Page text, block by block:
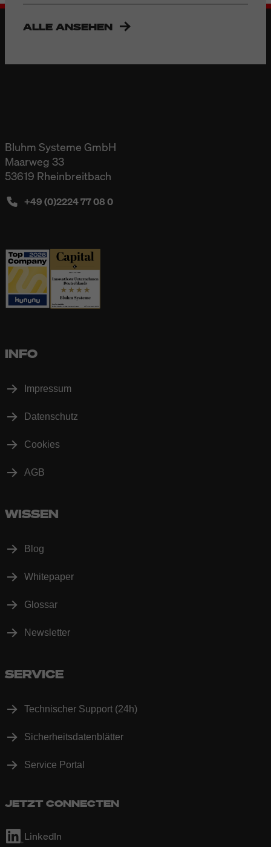
ALLE ANSEHEN
Bluhm Systeme GmbH
Maarweg 33
53619 Rheinbreitbach
+49 (0)2224 77 08 0
INFO
Impressum
Datenschutz
Cookies
AGB
WISSEN
Blog
Whitepaper
Glossar
Newsletter
SERVICE
Technischer Support (24h)
Sicherheitsdatenblätter
Service Portal
JETZT CONNECTEN
LinkedIn